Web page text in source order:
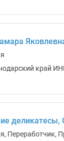
край
деликатесы,
Переработчик,